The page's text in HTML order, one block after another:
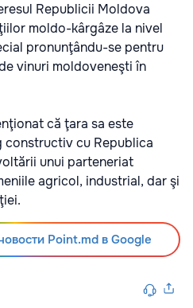
Republicii Moldova
moldo-kârgâze la nivel
pronunţându-se pentru
vinuri moldoveneşti în
că ţara sa este
constructiv cu Republica
unui parteneriat
agricol, industrial, dar şi
Point.md в Google